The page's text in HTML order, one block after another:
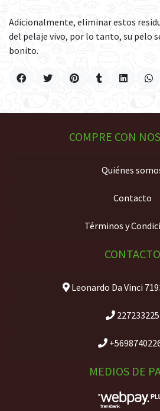
Adicionalmente, eliminar estos
del pelaje vivo, por lo tanto, su pelo
bonito.
COMPRE CON
Quiénes
Contacto
Términos y
CONTACTO
Leonardo Da Vinci
227233225
MEDIOS DE